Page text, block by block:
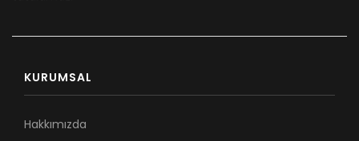
KURUMSAL
Hakkımızda